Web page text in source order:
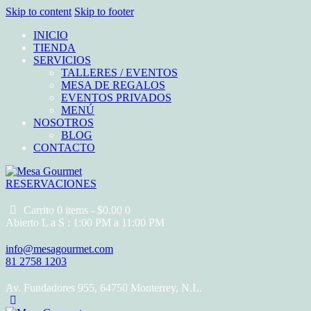
Skip to content Skip to footer
INICIO
TIENDA
SERVICIOS
TALLERES / EVENTOS
MESA DE REGALOS
EVENTOS PRIVADOS
MENÚ
NOSOTROS
BLOG
CONTACTO
RESERVACIONES
Carrito 0 items - $0.00 0
Abierto L a S : 1:00 PM a 11:00 PM
info@mesagourmet.com
81 2758 1203
Av. Fundadores 955, 64750 Monterrey, N.L.